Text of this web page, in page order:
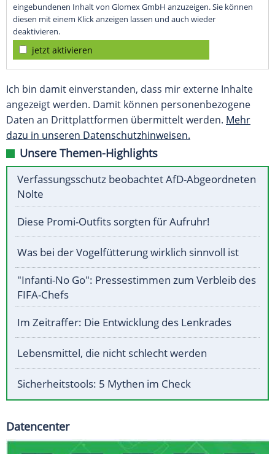
eingebundenen Inhalt von Glomex GmbH anzuzeigen. Sie können
diesen mit einem Klick anzeigen lassen und auch wieder
deaktivieren.
jetzt aktivieren
Ich bin damit einverstanden, dass mir externe Inhalte
angezeigt werden. Damit können personenbezogene
Daten an Drittplattformen übermittelt werden. Mehr
dazu in unseren Datenschutzhinweisen.
Unsere Themen-Highlights
Verfassungsschutz beobachtet AfD-Abgeordneten
Nolte
Diese Promi-Outfits sorgten für Aufruhr!
Was bei der Vogelfütterung wirklich sinnvoll ist
"Infanti-No Go": Pressestimmen zum Verbleib des
FIFA-Chefs
Im Zeitraffer: Die Entwicklung des Lenkrades
Lebensmittel, die nicht schlecht werden
Sicherheitstools: 5 Mythen im Check
Datencenter